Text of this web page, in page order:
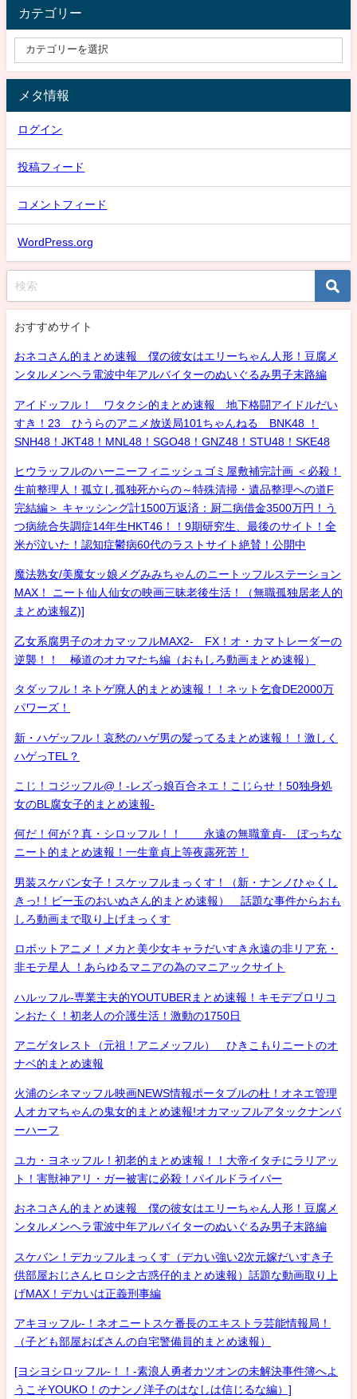
カテゴリー
メタ情報
ログイン
投稿フィード
コメントフィード
WordPress.org
おすすめサイト
おネコさん的まとめ速報 僕の彼女はエリーちゃん人形！豆腐メ
ンタルメンヘラ電波中年アルバイターのぬいぐるみ男子末路編
アイドッフル！ ワタクシ的まとめ速報 地下格闘アイドルだい
すき！23 ひうらのアニメ放送局101ちゃんねる BNK48 ！
SNH48！JKT48！MNL48！SGO48！GNZ48！STU48！SKE48
ヒウラッフルのハーニーフィニッシュゴミ屋敷補完計画 ＜必殺！
生前整理人！孤立し孤独死からの～特殊清掃・遺品整理への道F
完結編＞ キャッシング計1500万返済：厨二病借金3500万円！う
つ病統合失調症14年生HKT46！！9期研究生、最後のサイト！全
米が泣いた！認知症鬱病60代のラストサイト絶賛！公開中
魔法熟女/美魔女ッ娘メグみみちゃんのニートッフルステーション
MAX！ ニート仙人仙女の映画三昧老後生活！（無職孤独居老人的
まとめ速報Z)]
乙女系腐男子のオカマッフルMAX2- FX！オ・カマトレーダーの
逆襲！！ 極道のオカマたち編（おもしろ動画まとめ速報）
タダッフル！ネトゲ廃人的まとめ速報！！ネット乞食DE2000万
パワーズ！
新・ハゲッフル！哀愁のハゲ男の髪ってるまとめ速報！！激しく
ハゲっTEL？
こじ！コジッフル@！-レズっ娘百合ネエ！こじらせ！50独身処
女のBL腐女子的まとめ速報-
何だ！何が？真・シロッフル！！ 永遠の無職童貞- ぼっちな
ニート的まとめ速報！一生童貞上等夜露死苦！
男装スケバン女子！スケッフルまっくす！（新・ナンノひゃくし
きっ!！ビー玉のおいぬさん的まとめ速報） 話題な事件からおも
しろ動画まで取り上げまっくす
ロボットアニメ！メカと美少女キャラだいすき永遠の非リア充・
非モテ星人 ！あらゆるマニアの為のマニアックサイト
ハルッフル-専業主夫的YOUTUBERまとめ速報！キモデブロリコ
ンおたく！初老人の介護生活！激動の1750日
アニゲタレスト（元祖！アニメッフル） ひきこもりニートのオ
ナベ的まとめ速報
火浦のシネマッフル映画NEWS情報ポータブルの杜！オネエ管理
人オカマちゃんの鬼女的まとめ速報!オカマッフルアタックナンバ
ーハーフ
ユカ・ヨネッフル！初老的まとめ速報！！大帝イタチにラリアッ
ト！害獣神アリ・ガー被害に必殺！パイルドライバー
おネコさん的まとめ速報 僕の彼女はエリーちゃん人形！豆腐メ
ンタルメンヘラ電波中年アルバイターのぬいぐるみ男子末路編
スケバン！デカッフルまっくす（デカい強い2次元嫁だいすき子
供部屋おじさんヒロシ之古惑仔的まとめ速報）話題な動画取り上
げMAX！デカいは正義刑事編
アキヨッフル-！ネオニートスケ番長のエキストラ芸能情報局！
（子ども部屋おばさんの自宅警備員的まとめ速報）
[ヨシヨシロッフル-！！-素浪人勇者カツオンの未解決事件簿へよ
うこそYOUKO！のナンノ洋子のはなしは信じるな編）]